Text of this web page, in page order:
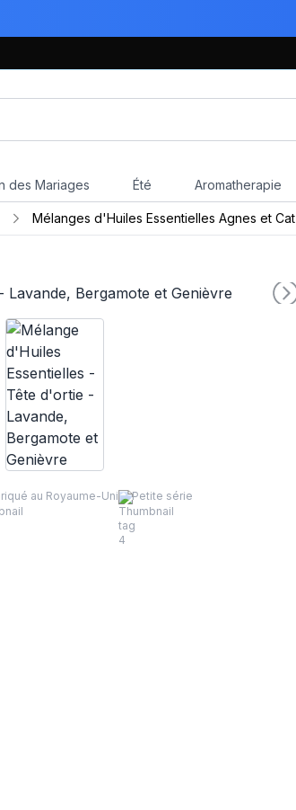
des Mariages Été Aromatherapie
Mélanges d'Huiles Essentielles Agnes et Cat
au Royaume-Uni Petite série